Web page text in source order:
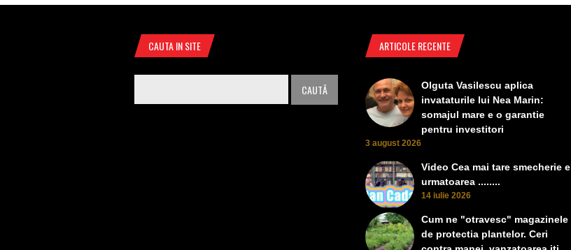
CAUTA IN SITE ARTICOLE RECENTE
Olguta Vasilescu aplica
invataturile lui Nea Marin:
somajul mare e o garantie
pentru investitori
3 august 2026
Video Cea mai tare smecherie e
urmatoarea ........
14 iulie 2026
Cum ne "otravesc" magazinele
de protectia plantelor. Ceri